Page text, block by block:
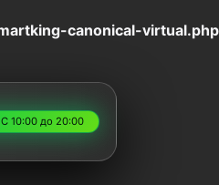
canonical-virtual.php
10:00 до 20:00